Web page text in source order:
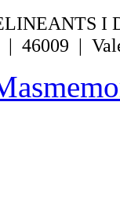
I
| 46009 |